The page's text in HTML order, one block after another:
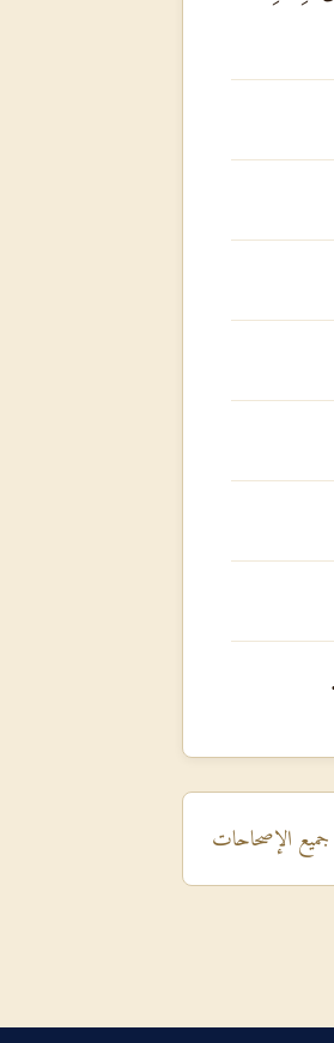
الإصحاحات